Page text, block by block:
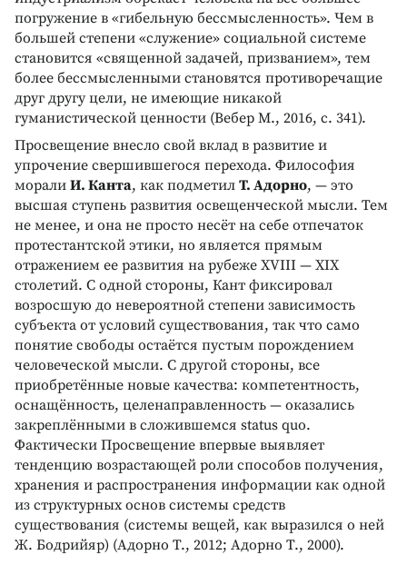
погружение в «гибельную бессмысленность». Чем в
большей степени «служение» социальной системе
становится «священной задачей, призванием», тем
более бессмысленными становятся противоречащие
друг другу цели, не имеющие никакой
гуманистической ценности (Вебер М., 2016, с. 341).
Просвещение внесло свой вклад в развитие и
упрочение свершившегося перехода. Философия
морали И. Канта, как подметил Т. Адорно, — это
высшая ступень развития освещенческой мысли. Тем
не менее, и она не просто несёт на себе отпечаток
протестантской этики, но является прямым
отражением ее развития на рубеже XVIII — XIX
столетий. С одной стороны, Кант фиксировал
возросшую до невероятной степени зависимость
субъекта от условий существования, так что само
понятие свободы остаётся пустым порождением
человеческой мысли. С другой стороны, все
приобретённые новые качества: компетентность,
оснащённость, целенаправленность — оказались
закреплёнными в сложившемся status quo.
Фактически Просвещение впервые выявляет
тенденцию возрастающей роли способов получения,
хранения и распространения информации как одной
из структурных основ системы средств
существования (системы вещей, как выразился о ней
Ж. Бодрийяр) (Адорно Т., 2012; Адорно Т., 2000).